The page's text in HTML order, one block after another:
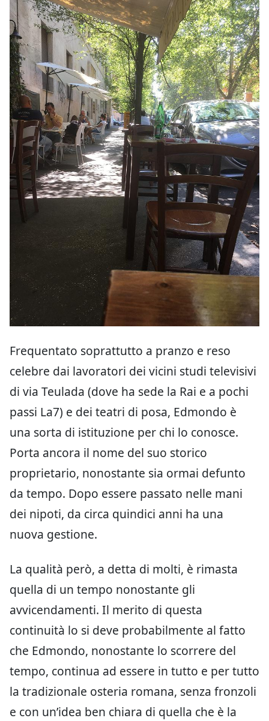
Frequentato soprattutto a pranzo e reso
celebre dai lavoratori dei vicini studi televisivi
di via Teulada (dove ha sede la Rai e a pochi
passi La7) e dei teatri di posa, Edmondo è
una sorta di istituzione per chi lo conosce.
Porta ancora il nome del suo storico
proprietario, nonostante sia ormai defunto
da tempo. Dopo essere passato nelle mani
dei nipoti, da circa quindici anni ha una
nuova gestione.
La qualità però, a detta di molti, è rimasta
quella di un tempo nonostante gli
avvicendamenti. Il merito di questa
continuità lo si deve probabilmente al fatto
che Edmondo, nonostante lo scorrere del
tempo, continua ad essere in tutto e per tutto
la tradizionale osteria romana, senza fronzoli
e con un’idea ben chiara di quella che è la